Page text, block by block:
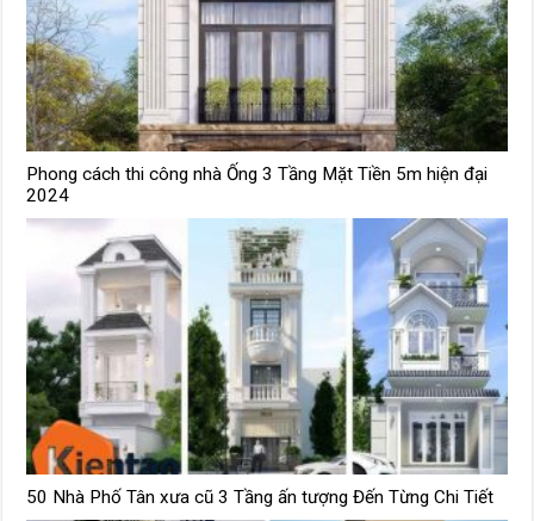
Phong cách thi công nhà Ống 3 Tầng Mặt Tiền 5m hiện đại
2024
50 Nhà Phố Tân xưa cũ 3 Tầng ấn tượng Đến Từng Chi Tiết